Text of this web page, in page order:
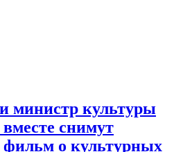
министр культуры
снимут
о культурных